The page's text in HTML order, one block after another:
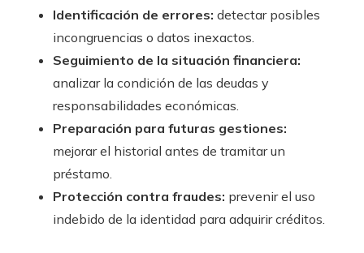
Identificación de errores: detectar posibles
incongruencias o datos inexactos.
Seguimiento de la situación financiera:
analizar la condición de las deudas y
responsabilidades económicas.
Preparación para futuras gestiones:
mejorar el historial antes de tramitar un
préstamo.
Protección contra fraudes: prevenir el uso
indebido de la identidad para adquirir créditos.